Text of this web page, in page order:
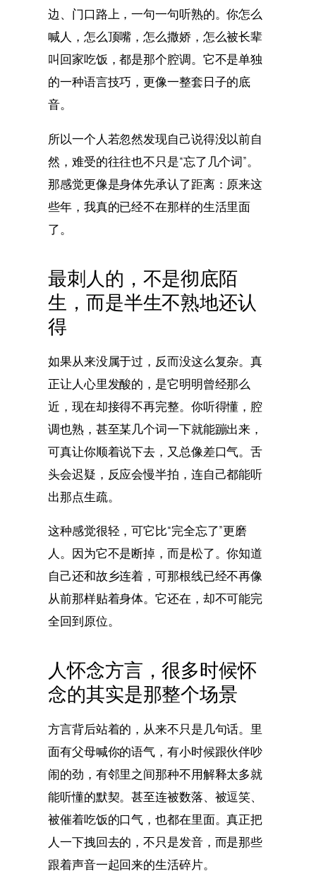
边、门口路上，一句一句听熟的。你怎么
喊人，怎么顶嘴，怎么撒娇，怎么被长辈
叫回家吃饭，都是那个腔调。它不是单独
的一种语言技巧，更像一整套日子的底
音。
所以一个人若忽然发现自己说得没以前自
然，难受的往往也不只是“忘了几个词”。
那感觉更像是身体先承认了距离：原来这
些年，我真的已经不在那样的生活里面
了。
最刺人的，不是彻底陌
生，而是半生不熟地还认
得
如果从来没属于过，反而没这么复杂。真
正让人心里发酸的，是它明明曾经那么
近，现在却接得不再完整。你听得懂，腔
调也熟，甚至某几个词一下就能蹦出来，
可真让你顺着说下去，又总像差口气。舌
头会迟疑，反应会慢半拍，连自己都能听
出那点生疏。
这种感觉很轻，可它比“完全忘了”更磨
人。因为它不是断掉，而是松了。你知道
自己还和故乡连着，可那根线已经不再像
从前那样贴着身体。它还在，却不可能完
全回到原位。
人怀念方言，很多时候怀
念的其实是那整个场景
方言背后站着的，从来不只是几句话。里
面有父母喊你的语气，有小时候跟伙伴吵
闹的劲，有邻里之间那种不用解释太多就
能听懂的默契。甚至连被数落、被逗笑、
被催着吃饭的口气，也都在里面。真正把
人一下拽回去的，不只是发音，而是那些
跟着声音一起回来的生活碎片。